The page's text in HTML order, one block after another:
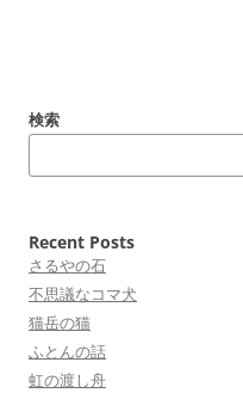
ナ
ー
シ
ョ
ン
検索
Recent Posts
さるやの石
不思議なコマ犬
猫岳の猫
ふとんの話
虹の渡し舟